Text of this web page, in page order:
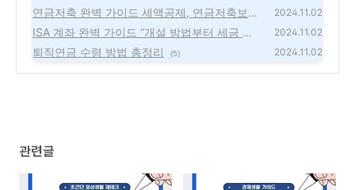
이드
(7)
연금저축 완벽 가이드 세액공제, 연금저축보험
과 펀드 비교, 절세 전략
(4)
2024.11.02
ISA 계좌 완벽 가이드 “개설 방법부터 세금 혜
택과 절세 효과까지“
(2)
2024.11.02
퇴직연금 수령 방법 총정리 (5) 2024.11.02
관련글